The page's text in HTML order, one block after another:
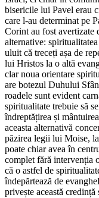
bisericile lui Pavel erau
care l-au determinat pe
Corint au fost avertizate
alternative:
uluit că treceți așa de
lui Hristos la o altă
clar noua orientare
are botezul Duhului
roadele sunt evident
spiritualitate trebuie să
îndreptățirea și
aceasta alternativă
păzirea legii lui Moise, la
poate chiar avea în
complet fără intervenția
că o astfel de
îndepărtează de
privește această